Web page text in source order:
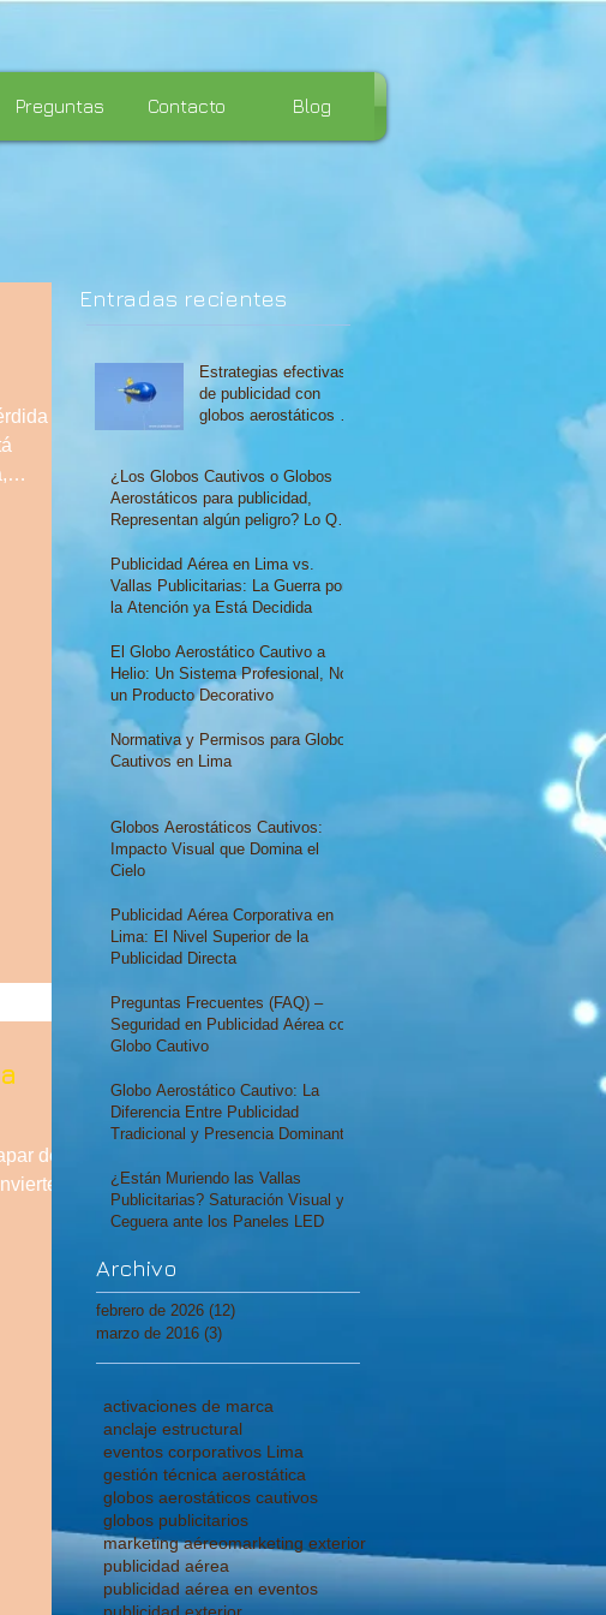
Preguntas Contacto Blog
de
del
la
Entradas recientes
Estrategias efectivas
de publicidad con
globos aerostáticos en
¿Los Globos Cautivos o Globos
Aerostáticos para publicidad,
Representan algún peligro? Lo Que
Pinchadura
Publicidad Aérea en Lima vs.
Vallas Publicitarias: La Guerra por
la Atención ya Está Decidida
El Globo Aerostático Cautivo a
Helio: Un Sistema Profesional, No
un Producto Decorativo
Normativa y Permisos para Globos
Cautivos en Lima
Globos Aerostáticos Cautivos:
Impacto Visual que Domina el
Cielo
Publicidad Aérea Corporativa en
Lima: El Nivel Superior de la
Publicidad Directa
Preguntas Frecuentes (FAQ) –
Seguridad en Publicidad Aérea con
Globo Cautivo
Globo Aerostático Cautivo: La
Diferencia Entre Publicidad
Tradicional y Presencia Dominante
¿Están Muriendo las Vallas
Publicitarias? Saturación Visual y
Ceguera ante los Paneles LED
Archivo
febrero de 2026 (12)
marzo de 2016 (3)
activaciones de marca
anclaje estructural
eventos corporativos Lima
gestión técnica aerostática
globos aerostáticos cautivos
globos publicitarios
marketing aéreomarketing exterior
publicidad aérea
publicidad aérea en eventos